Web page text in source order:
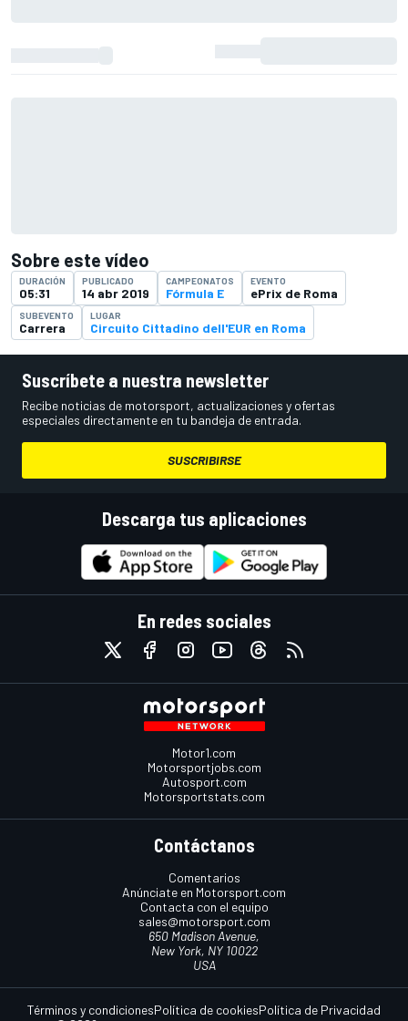
Sobre este vídeo
DURACIÓN
05:31
PUBLICADO
14 abr 2019
CAMPEONATOS
Fórmula E
EVENTO
ePrix de Roma
SUBEVENTO
Carrera
LUGAR
Circuito Cittadino dell'EUR en Roma
Suscríbete a nuestra newsletter
Recibe noticias de motorsport, actualizaciones y ofertas
especiales directamente en tu bandeja de entrada.
SUSCRIBIRSE
Descarga tus aplicaciones
En redes sociales
Motor1.com
Motorsportjobs.com
Autosport.com
Motorsportstats.com
Contáctanos
Comentarios
Anúnciate en Motorsport.com
Contacta con el equipo
sales@motorsport.com
650 Madison Avenue,
New York, NY 10022
USA
Términos y condicionesPolítica de cookiesPolítica de Privacidad